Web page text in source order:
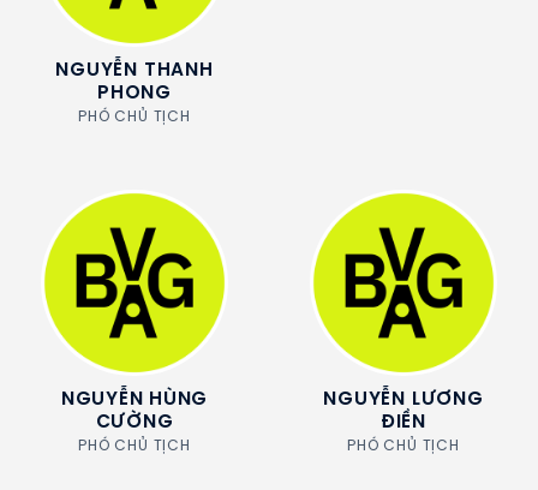
NGUYỄN THANH
PHONG
PHÓ CHỦ TỊCH
NGUYỄN HÙNG
CƯỜNG
PHÓ CHỦ TỊCH
NGUYỄN LƯƠNG
ĐIỀN
PHÓ CHỦ TỊCH